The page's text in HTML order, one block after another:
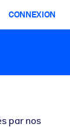
CONNEXION
par nos